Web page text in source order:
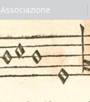
Associazione